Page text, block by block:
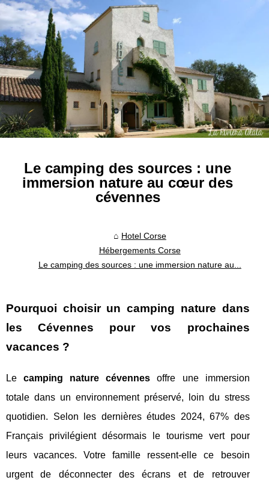
Le camping des sources : une
immersion nature au cœur des
cévennes
Hotel Corse
Hébergements Corse
Le camping des sources : une immersion nature au...
Pourquoi choisir un camping nature dans
les Cévennes pour vos prochaines
vacances ?
Lecamping nature cévennes offre une immersion
totale dans un environnement préservé, loin du stress
quotidien. Selon les dernières études 2024, 67% des
Français privilégient désormais le tourisme vert pour
leurs vacances. Votre famille ressent-elle ce besoin
urgent de déconnecter des écrans et de retrouver